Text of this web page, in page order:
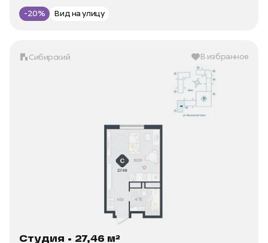
Цена за м2 —
-20% Вид на улицу
Сибирский В избранное
Студия • 27,46 м²